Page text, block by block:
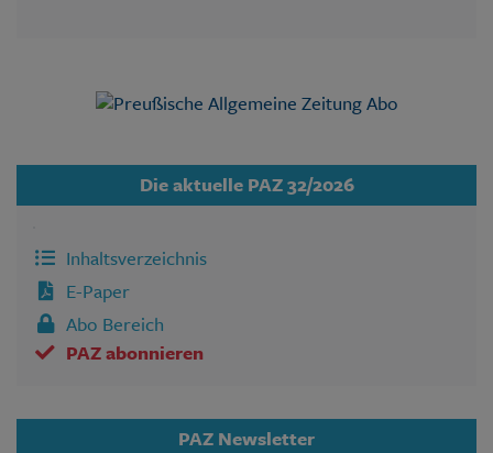
Die aktuelle PAZ 32/2026
Inhaltsverzeichnis
E-Paper
Abo Bereich
PAZ abonnieren
PAZ Newsletter